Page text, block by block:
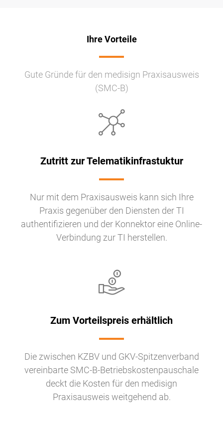
Ihre Vorteile
Gute Gründe für den medisign Praxisausweis
(SMC-B)
Zutritt zur Telematikinfrastuktur
Nur mit dem Praxisausweis kann sich Ihre
Praxis gegenüber den Diensten der TI
authentifizieren und der Konnektor eine Online-
Verbindung zur TI herstellen.
Zum Vorteilspreis erhältlich
Die zwischen KZBV und GKV-Spitzenverband
vereinbarte SMC-B-Betriebskostenpauschale
deckt die Kosten für den medisign
Praxisausweis weitgehend ab.